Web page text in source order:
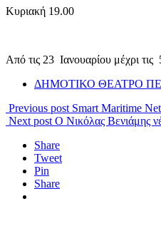
Κυριακή 19.00
Από τις 23 Ιανουαρίου μέχριτις
ΔΗΜΟΤΙΚΟ ΘΕΑΤΡΟ
Previous post Smart Maritime
Next post Ο Νικόλας Βενιάμης
Share
Tweet
Pin
Share